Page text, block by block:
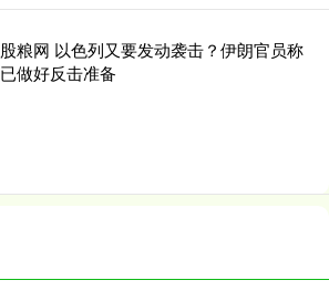
股粮网 以色列又要发动袭击？伊朗官员称
已做好反击准备